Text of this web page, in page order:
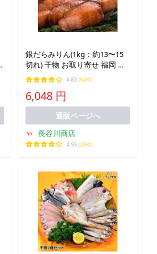
銀だらみりん(1kg：約13〜15
切れ) 干物 お取り寄せ 福岡 贈
答 一夜干し
4.83 (64件)
6,048 円
通販ページへ
長谷川商店
4.95 (20件)